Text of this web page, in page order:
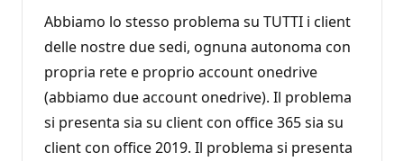
Abbiamo lo stesso problema su TUTTI i client
delle nostre due sedi, ognuna autonoma con
propria rete e proprio account onedrive
(abbiamo due account onedrive). Il problema
si presenta sia su client con office 365 sia su
client con office 2019. Il problema si presenta